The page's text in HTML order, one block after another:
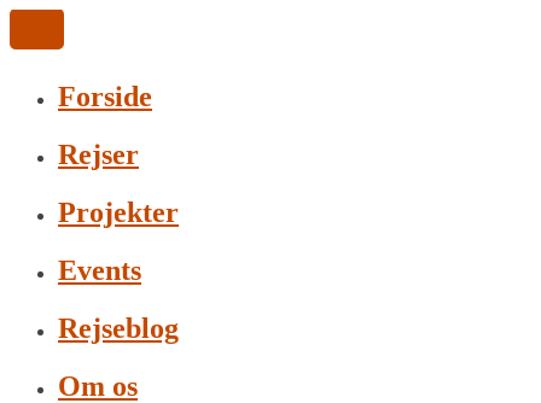
Forside
Rejser
Projekter
Events
Rejseblog
Om os